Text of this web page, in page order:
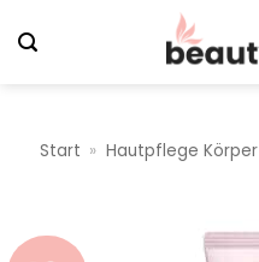
Inhalt
Start » Hautpflege Körper